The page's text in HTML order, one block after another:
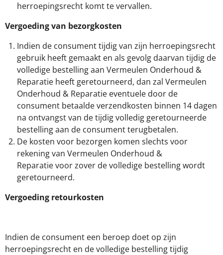
herroepingsrecht komt te vervallen.
Vergoeding van bezorgkosten
Indien de consument tijdig van zijn herroepingsrecht
gebruik heeft gemaakt en als gevolg daarvan tijdig de
volledige bestelling aan Vermeulen Onderhoud &
Reparatie heeft geretourneerd, dan zal Vermeulen
Onderhoud & Reparatie eventuele door de
consument betaalde verzendkosten binnen 14 dagen
na ontvangst van de tijdig volledig geretourneerde
bestelling aan de consument terugbetalen.
De kosten voor bezorgen komen slechts voor
rekening van Vermeulen Onderhoud &
Reparatie voor zover de volledige bestelling wordt
geretourneerd.
Vergoeding retourkosten
Indien de consument een beroep doet op zijn
herroepingsrecht en de volledige bestelling tijdig